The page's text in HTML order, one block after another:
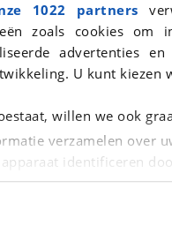
1022 partners
zoals cookies
advertenties
U kunt kiezen
willen we ook
verzamelen over
apparaat identificeren
over hoe uw
Disclaimer- en